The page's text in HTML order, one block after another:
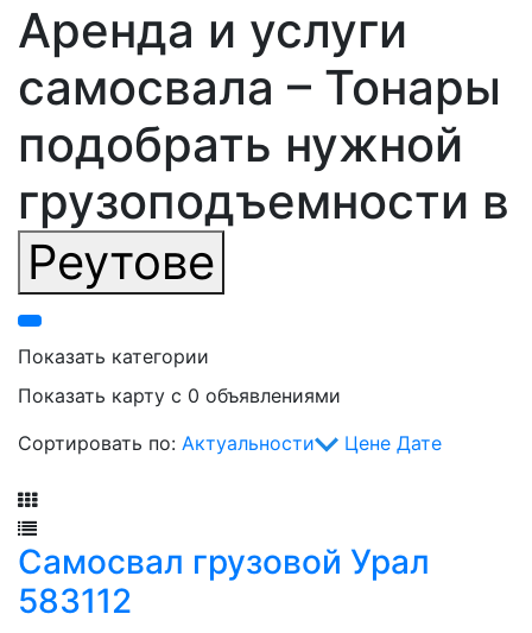
Аренда и услуги
самосвала – Тонары
подобрать нужной
грузоподъемности в
Реутове
Показать категории
Показать карту с 0 объявлениями
Сортировать по: Актуальности Цене Дате
Самосвал грузовой Урал
583112